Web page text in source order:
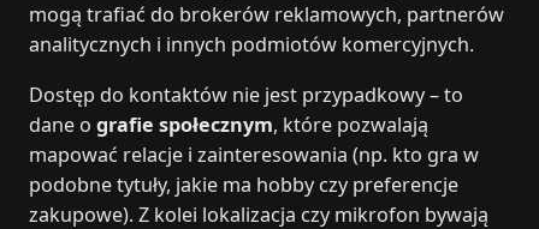
mogą trafiać do brokerów reklamowych, partnerów
analitycznych i innych podmiotów komercyjnych.
Dostęp do kontaktów nie jest przypadkowy – to
dane o grafie społecznym, które pozwalają
mapować relacje i zainteresowania (np. kto gra w
podobne tytuły, jakie ma hobby czy preferencje
zakupowe). Z kolei lokalizacja czy mikrofon bywają